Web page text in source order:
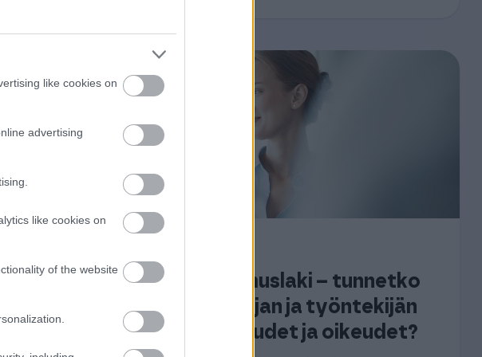
like cookies on
advertising
like cookies on
of the website
Työsopimuslaki – tunnetko
työnantajan ja työntekijän
velvollisuudet ja oikeudet?